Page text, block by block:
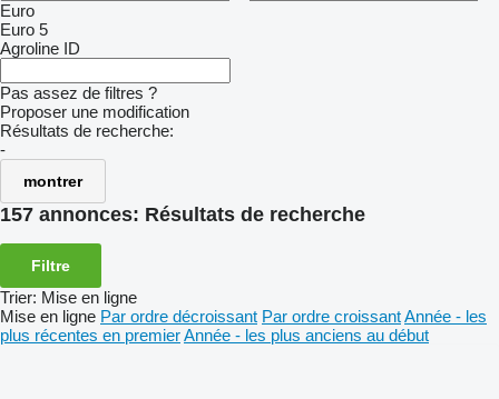
Euro
Euro 5
Agroline ID
Pas assez de filtres ?
Proposer une modification
Résultats de recherche:
-
montrer
157 annonces: Résultats de recherche
Filtre
Trier: Mise en ligne
Mise en ligne Par ordre décroissant Par ordre croissantAnnée - les
plus récentes en premierAnnée - les plus anciens au début